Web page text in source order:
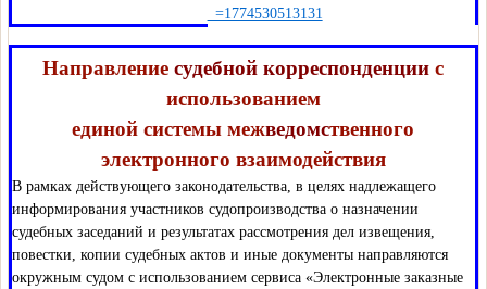
_=1774530513131
Направлениесудебной корреспонденциис
использованием
единой системы межведомственного
электронного взаимодействия
В рамках действующего законодательства, в целях надлежащего
информирования участников судопроизводства о назначении
судебных заседаний и результатах рассмотрения дел извещения,
повестки, копии судебных актов и иные документы направляются
окружным судом с использованием сервиса «Электронные заказные